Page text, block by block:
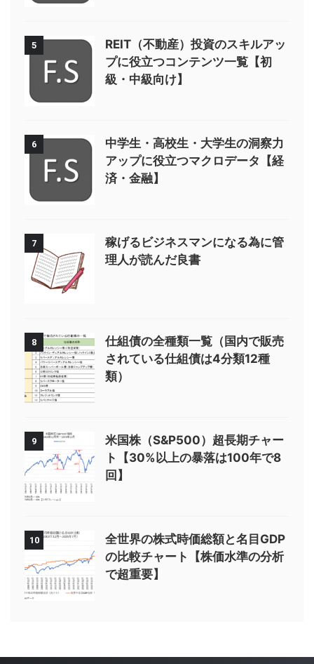
5
REIT（不動産）投資のスキルアッ
プに役立つコンテンツ一覧【初
級・中級向け】
6
中学生・高校生・大学生の洞察力
アップに役立つマクロデータ【経
済・金融】
7
稼げるビジネスマンになる為に管
理人が読んだ良書
8
仕組債の全種類一覧（国内で販売
されている仕組債は4分類12種
類）
9
米国株（S&P500）超長期チャー
ト【30%以上の暴落は100年で8
回】
10
全世界の株式時価総額と名目GDP
の比較チャート【株価水準の分析
で超重要】